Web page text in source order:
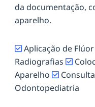
da documentação,
aparelho.
Aplicação de
Radiografias
Aparelho
Odontopediatria